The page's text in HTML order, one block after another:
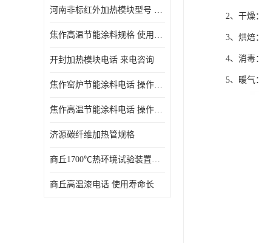
河南非标红外加热模块型号 操作方便
焦作高温节能涂料规格 使用寿命长 标志明显
开封加热模块电话 来电咨询
焦作窑炉节能涂料电话 操作方便
焦作高温节能涂料电话 操作方便
济源碳纤维加热管规格
商丘1700℃热环境试验装置厂家 技术成熟
商丘高温漆电话 使用寿命长
2、干燥
3、烘焙
4、消毒
5、暖气